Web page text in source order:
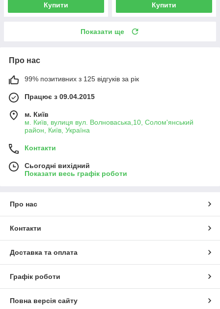
Купити Купити
Показати ще
Про нас
99% позитивних з 125 відгуків за рік
Працює з 09.04.2015
м. Київ
м. Київ, вулиця вул. Волноваська,10, Солом'янський
район, Київ, Україна
Контакти
Сьогодні вихідний
Показати весь графік роботи
Про нас
Контакти
Доставка та оплата
Графік роботи
Повна версія сайту